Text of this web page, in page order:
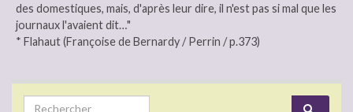
des domestiques, mais, d'après leur dire, il n'est pas si mal que les
journaux l'avaient dit…"
* Flahaut (Françoise de Bernardy / Perrin / p.373)
Search for: